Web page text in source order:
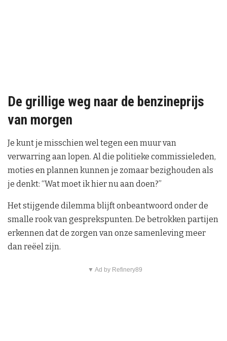
De grillige weg naar de benzineprijs
van morgen
Je kunt je misschien wel tegen een muur van
verwarring aan lopen. Al die politieke commissieleden,
moties en plannen kunnen je zomaar bezighouden als
je denkt: “Wat moet ik hier nu aan doen?”
Het stijgende dilemma blijft onbeantwoord onder de
smalle rook van gesprekspunten. De betrokken partijen
erkennen dat de zorgen van onze samenleving meer
dan reëel zijn.
▼ Ad by Refinery89